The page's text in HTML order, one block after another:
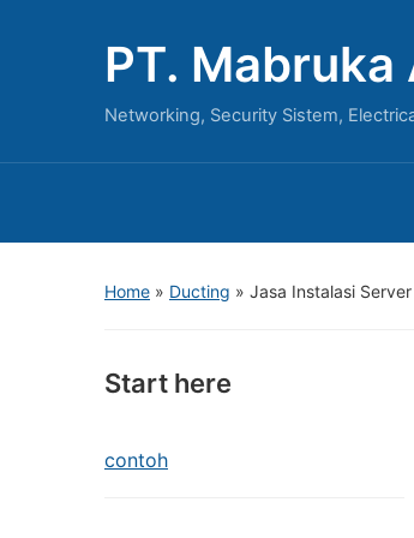
PT.
Networking, Security Sistem,
Home » Ducting » Jasa Instalasi
Start here
contoh